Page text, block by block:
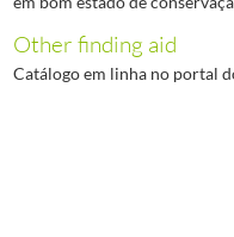
Other finding aid
Catálogo em linha no portal